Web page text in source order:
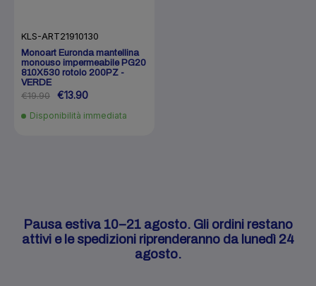
KLS-ART21910130
Monoart Euronda mantellina
monouso impermeabile PG20
810X530 rotolo 200PZ -
VERDE
€19.90 €13.90
Disponibilità immediata
Pausa estiva 10–21 agosto. Gli ordini restano
attivi e le spedizioni riprenderanno da lunedì 24
agosto.